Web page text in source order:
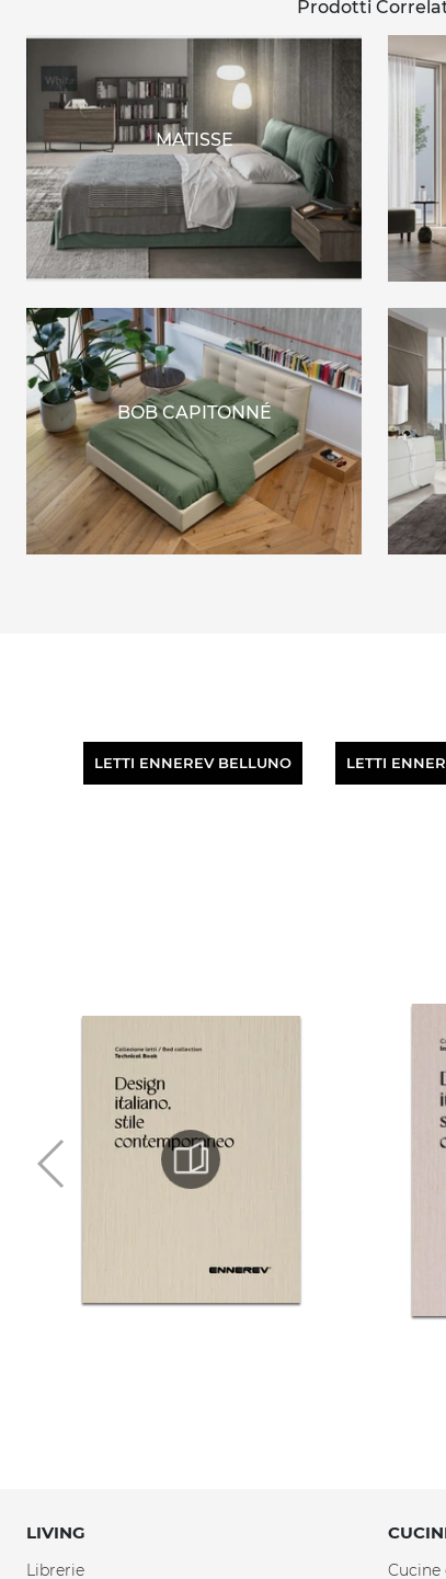
Prodotti
MATISSE
BOB CAPITONNÉ
LETTI ENNEREV BELLUNO LETTI
LIVING
Librerie Cucine